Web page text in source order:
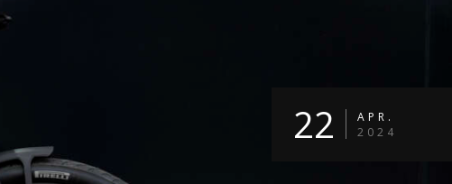
22
APR.
2024